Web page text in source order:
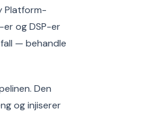
Platform-
er og DSP-er
— behandle
Den
og injiserer